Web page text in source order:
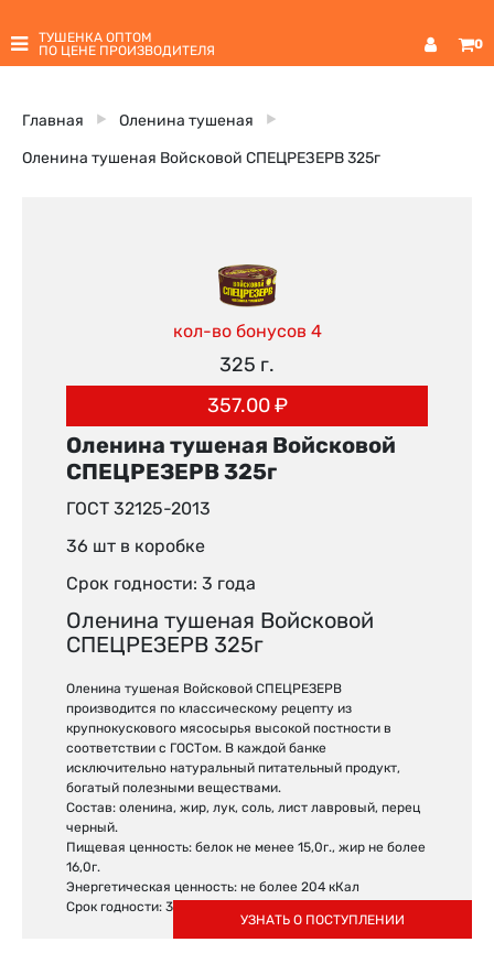
ТУШЕНКА ОПТОМ
ПО ЦЕНЕ ПРОИЗВОДИТЕЛЯ
0
Главная Оленина тушеная
Оленина тушеная Войсковой СПЕЦРЕЗЕРВ 325г
кол-во бонусов 4
325 г.
357.00₽
Оленина тушеная Войсковой
СПЕЦРЕЗЕРВ 325г
ГОСТ 32125-2013
36 шт в коробке
Срок годности: 3 года
Оленина тушеная Войсковой
СПЕЦРЕЗЕРВ 325г
Оленина тушеная Войсковой СПЕЦРЕЗЕРВ
производится по классическому рецепту из
крупнокускового мясосырья высокой постности в
соответствии с ГОСТом. В каждой банке
исключительно натуральный питательный продукт,
богатый полезными веществами.
Состав: оленина, жир, лук, соль, лист лавровый, перец
черный.
Пищевая ценность: белок не менее 15,0г., жир не более
16,0г.
Энергетическая ценность: не более 204 кКал
Срок годности: 3 года
УЗНАТЬ О ПОСТУПЛЕНИИ